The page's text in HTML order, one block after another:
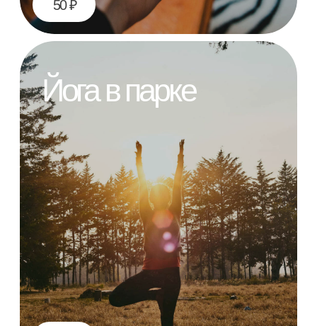
Оплатить передышку